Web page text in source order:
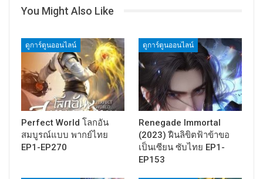
You Might Also Like
ดูการ์ตูนออนไลน์
Perfect World โลกอัน
สมบูรณ์แบบ พากย์ไทย
EP1-EP270
ดูการ์ตูนออนไลน์
Renegade Immortal
(2023) ฝืนลิขิตฟ้าข้าขอ
เป็นเซียน ซับไทย EP1-
EP153